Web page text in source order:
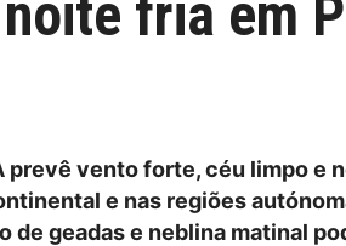
fria em
prevê vento forte, céu limpo e
e nas regiões
de geadas e neblina matinal